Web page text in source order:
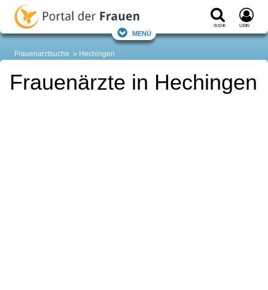
Suche Login
Menü
Frauenarztsuche Hechingen
Frauenärzte in Hechingen